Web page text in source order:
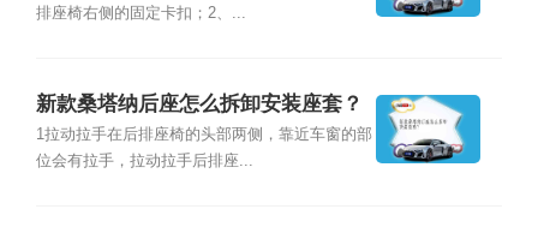
排座椅右侧的固定卡扣；2、...
新款桑塔纳后座怎么拆卸安装座套？
1拉动拉手在后排座椅的头部两侧，靠近车窗的部
位会有拉手，拉动拉手后排座...